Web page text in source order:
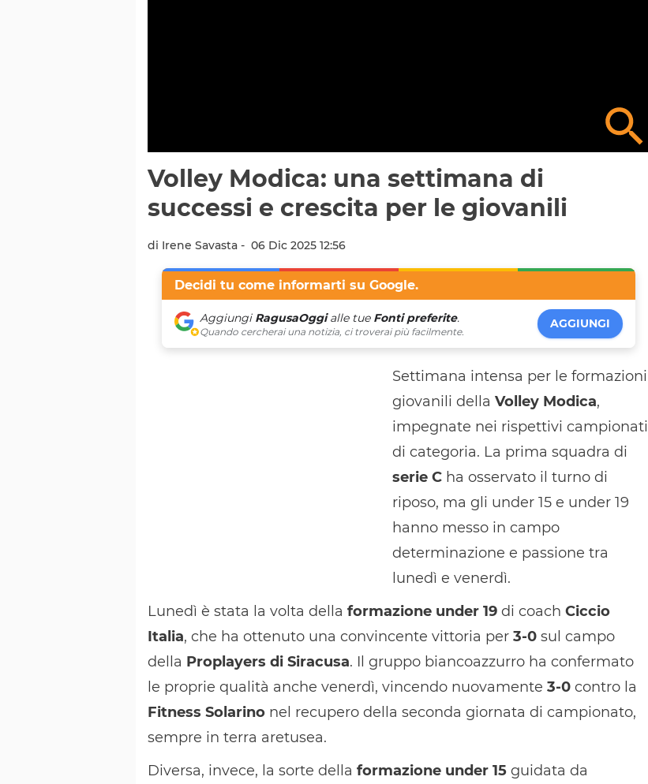
Volley Modica: una settimana di
successi e crescita per le giovanili
di Irene Savasta - 06 Dic 2025 12:56
Decidi tu come informarti su Google.
Aggiungi RagusaOggialle tue Fonti preferite.
Quando cercherai una notizia, ci troverai più facilmente.
AGGIUNGI
Settimana intensa per le formazioni
giovanili della Volley Modica,
impegnate nei rispettivi campionati
di categoria. La prima squadra di
serie C ha osservato il turno di
riposo, ma gli under 15 e under 19
hanno messo in campo
determinazione e passione tra
lunedì e venerdì.
Lunedì è stata la volta della formazione under 19 di coach Ciccio
Italia, che ha ottenuto una convincente vittoria per 3-0 sul campo
della Proplayers di Siracusa. Il gruppo biancoazzurro ha confermato
le proprie qualità anche venerdì, vincendo nuovamente 3-0 contro la
Fitness Solarino nel recupero della seconda giornata di campionato,
sempre in terra aretusea.
Diversa, invece, la sorte della formazione under 15 guidata da